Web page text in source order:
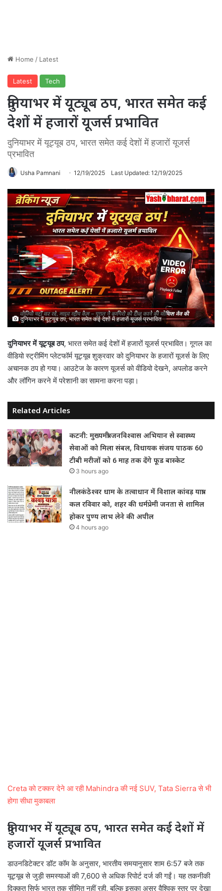
Home / Latest
Latest Tech
दुनियाभर में यूट्यूब ठप, भारत समेत कई
देशों में हजारों यूजर्स प्रभावित
दुनियाभर में यूट्यूब ठप, भारत समेत कई देशों में हजारों यूजर्स
प्रभावित
Usha Pamnani 12/19/2025 Last Updated: 12/19/2025
दुनियाभर में यूट्यूब ठप, भारत समेत कई देशों में हजारों यूजर्स प्रभावित
दुनियाभर में यूट्यूब ठप, भारत समेत कई देशों में हजारों यूजर्स प्रभावित। गूगल का
वीडियो स्ट्रीमिंग प्लेटफॉर्म यूट्यूब शुक्रवार को दुनियाभर के हजारों यूजर्स के लिए
अचानक ठप हो गया। आउटेज के कारण यूजर्स को वीडियो देखने, अपलोड करने
और लॉगिन करने में परेशानी का सामना करना पड़ा।
Related Articles
कटनी: मुख्यमंत्री जनविश्वास अभियान से स्वास्थ्य
सेवाओं को मिला संबल, विधायक संजय पाठक 60
टीबी मरीजों को 6 माह तक देंगे फूड बास्केट
3 hours ago
नीलकंठेश्वर धाम के तत्वाधान में विशाल कांवड़ यात्रा
कल रविवार को, शहर की धर्मप्रेमी जनता से शामिल
होकर पुण्य लाभ लेने की अपील
4 hours ago
Creta को टक्कर देने आ रही Mahindra की नई SUV, Tata Sierra से भी
होगा सीधा मुकाबला
दुनियाभर में यूट्यूब ठप, भारत समेत कई देशों में
हजारों यूजर्स प्रभावित
डाउनडिटेक्टर डॉट कॉम के अनुसार, भारतीय समयानुसार शाम 6:57 बजे तक
यूट्यूब से जुड़ी समस्याओं की 7,600 से अधिक रिपोर्ट दर्ज की गईं। यह तकनीकी
दिक्कत सिर्फ भारत तक सीमित नहीं रही, बल्कि इसका असर वैश्विक स्तर पर देखा